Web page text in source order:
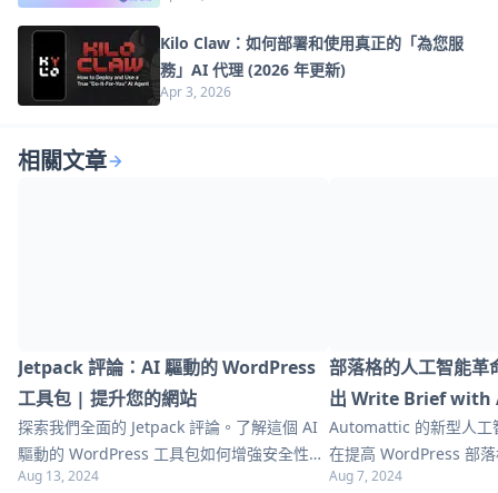
Kilo Claw：如何部署和使用真正的「為您服
務」AI 代理 (2026 年更新)
Apr 3, 2026
相關文章
Jetpack 評論：AI 驅動的 WordPress
工具包 | 提升您的網站
探索我們全面的 Jetpack 評論。了解這個 AI
驅動的 WordPress 工具包如何增強安全性、
性能和成長。獲取優化您網站的實用技巧！
Aug 13, 2024
部落格的人工智能
出 Write Brief with
Automattic 的新型人工
在提高 WordPress 部
性，為全球數百萬用戶
Aug 7, 2024